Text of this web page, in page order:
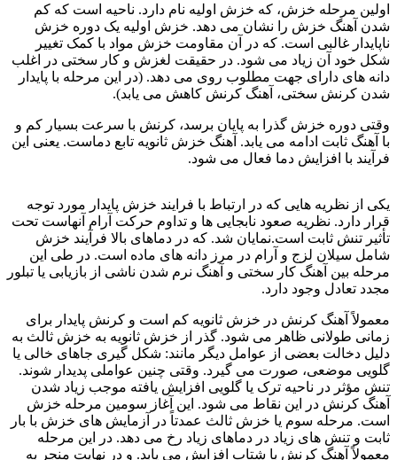
اولین مرحله خزش، که خزش اولیه نام دارد. ناحیه است که کم
شدن آهنگ خزش را نشان می دهد. خزش اولیه یک دوره خزش
ناپایدار غالبی است. که در آن مقاومت خزش مواد با کمک تغییر
شکل خود آن زیاد می شود. در حقیقت لغزش و کار سختی در اغلب
دانه های دارای جهت مطلوب روی می دهد. (در این مرحله با پایدار
شدن کرنش سختی، آهنگ کرنش کاهش می یابد).
وقتی دوره خزش گذرا به پایان برسد، کرنش با سرعت بسیار کم و
با آهنگ ثابت ادامه می یابد. آهنگ خزش ثانویه تابع دماست. یعنی این
فرآیند با افزایش دما فعال می شود.
یکی از نظریه هایی که در ارتباط با فرایند خزش پایدار مورد توجه
قرار دارد. نظریه صعود نابجایی ها و تداوم حرکت آرام آنهاست تحت
تأثیر تنش ثابت است.نمایان شد. که در دماهای بالا فرآیند خزش
شامل سیلان لزج و آرام در مرز دانه های ماده است. در طی این
مرحله بین آهنگ کار سختی و آهنگ نرم شدن ناشی از بازیابی یا تبلور
مجدد تعادل وجود دارد.
معمولاً آهنگ کرنش در خزش ثانویه کم است و کرنش پایدار برای
زمانی طولانی ظاهر می شود. گذر از خزش ثانویه به خزش ثالث به
دلیل دخالت بعضی از عوامل دیگر مانند: شکل گیری جاهای خالی یا
گلویی موضعی، صورت می گیرد. وقتی چنین عواملی پدیدار شوند.
تنش مؤثر در ناحیه ترک یا گلویی افزایش یافته موجب زیاد شدن
آهنگ کرنش در این نقاط می شود. این آغاز سومین مرحله خزش
است. مرحله سوم یا خزش ثالث عمدتاً در آزمایش های خزش با بار
ثابت و تنش های زیاد در دماهای زیاد رخ می دهد. در این مرحله
معمولاً آهنگ کرنش با شتاب افزایش می یابد. و در نهایت منجر به